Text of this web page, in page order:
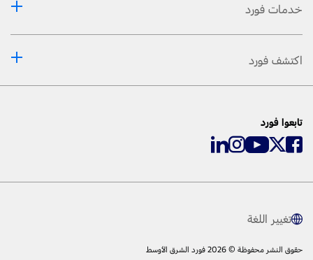
خدمات فورد
اكتشف فورد
تابعوا فورد
تغيير اللغة
حقوق النشر محفوظة © 2026 فورد الشرق الأوسط